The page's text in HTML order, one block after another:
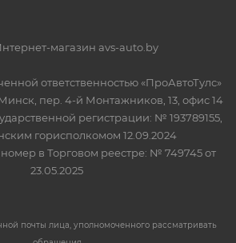
магазин avs-auto.by
ответственностью «ПроАвтоТулс»
пер. 4-й Монтажников, 13, офис 14
регистрации: № 193789155,
горисполкомом 12.09.2024
в Торговом реестре: № 749745 от
23.05.2025
почты лица, уполномоченного рассматривать